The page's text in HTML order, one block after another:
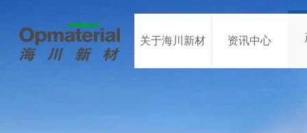
关于海川新材 资讯中心